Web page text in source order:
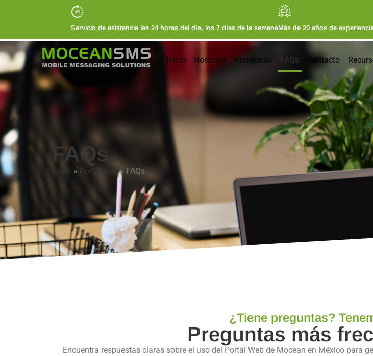
Servicio de asistencia las 24 horas del día, los 7 días de la semanaMás de 20 años de
Inicio Nosotros Funciones FAQs Contacto
FAQs
Inicio » Portal web » FAQs
¿Tiene preguntas?
Preguntas más
Encuentra respuestas claras sobre el uso del Portal Web de Mocean en México para